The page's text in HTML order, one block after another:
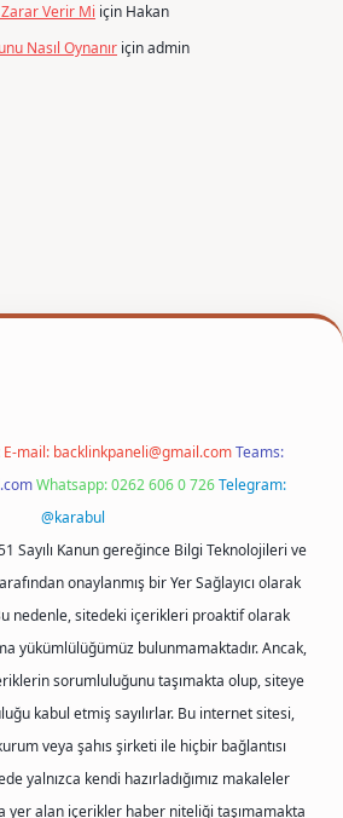
Verir Mi için Hakan
Nasıl Oynanır içinadmin
E-mail: backlinkpaneli@gmail.comTeams:
Whatsapp: 0262 606 0 726Telegram:
@karabul
Sayılı Kanun gereğince Bilgi Teknolojileri ve
onaylanmış bir Yer Sağlayıcı olarak
nedenle, sitedeki içerikleri proaktif olarak
yükümlülüğümüz bulunmamaktadır. Ancak,
sorumluluğunu taşımakta olup, siteye
kabul etmiş sayılırlar. Bu internet sitesi,
veya şahıs şirketi ile hiçbir bağlantısı
yalnızca kendi hazırladığımız makaleler
yer alan içerikler haber niteliği taşımamakta